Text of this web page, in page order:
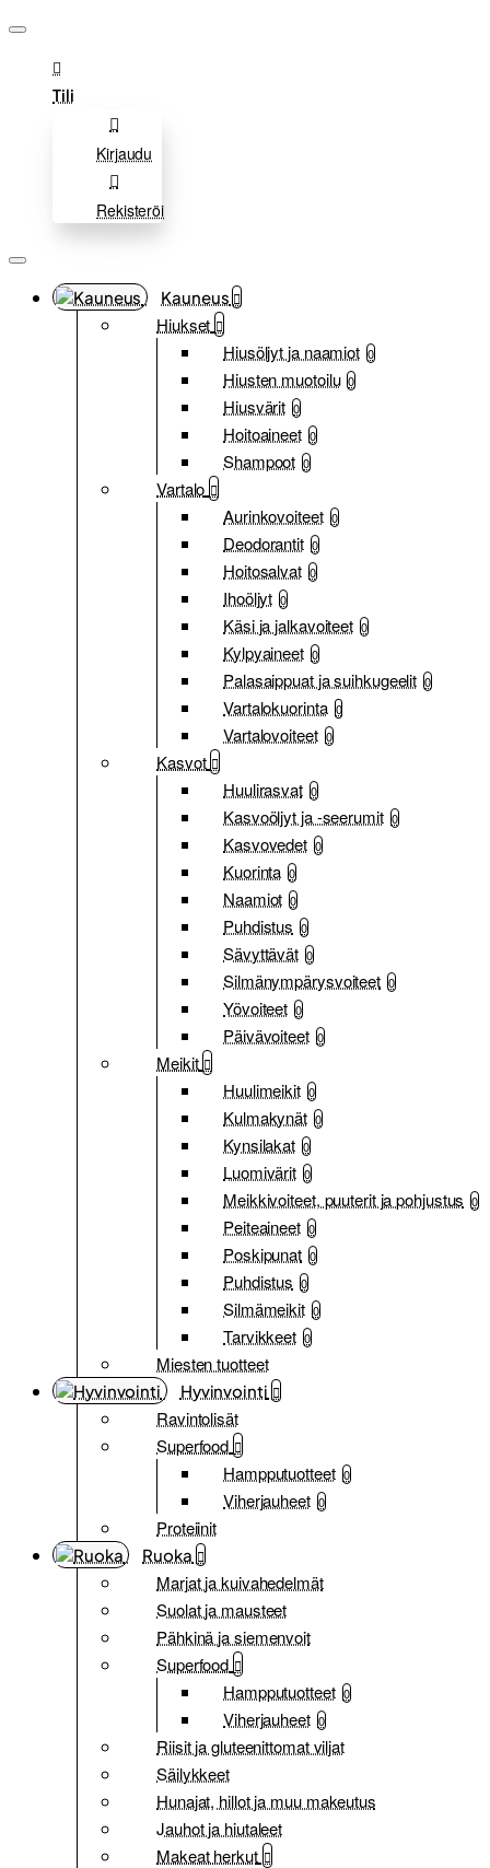
Tili
Kirjaudu
Rekisteröi
Kauneus
Hiukset
Hiusöljyt ja naamiot 0
Hiusten muotoilu 0
Hiusvärit 0
Hoitoaineet 0
Shampoot 0
Vartalo
Aurinkovoiteet 0
Deodorantit 0
Hoitosalvat 0
Ihoöljyt 0
Käsi ja jalkavoiteet 0
Kylpyaineet 0
Palasaippuat ja suihkugeelit 0
Vartalokuorinta 0
Vartalovoiteet 0
Kasvot
Huulirasvat 0
Kasvoöljyt ja -seerumit 0
Kasvovedet 0
Kuorinta 0
Naamiot 0
Puhdistus 0
Sävyttävät 0
Silmänympärysvoiteet 0
Yövoiteet 0
Päivävoiteet 0
Meikit
Huulimeikit 0
Kulmakynät 0
Kynsilakat 0
Luomivärit 0
Meikkivoiteet, puuterit ja pohjustus 0
Peiteaineet 0
Poskipunat 0
Puhdistus 0
Silmämeikit 0
Tarvikkeet 0
Miesten tuotteet
Hyvinvointi
Ravintolisät
Superfood
Hampputuotteet 0
Viherjauheet 0
Proteiinit
Ruoka
Marjat ja kuivahedelmät
Suolat ja mausteet
Pähkinä ja siemenvoit
Superfood
Hampputuotteet 0
Viherjauheet 0
Riisit ja gluteenittomat viljat
Säilykkeet
Hunajat, hillot ja muu makeutus
Jauhot ja hiutaleet
Makeat herkut